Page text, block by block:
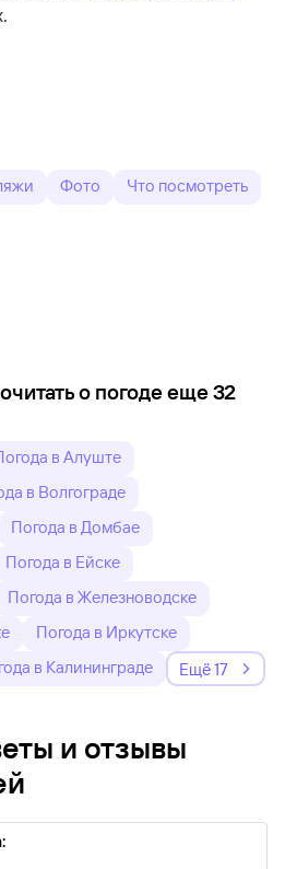
Фото Что посмотреть
о погоде еще 32
в Алуште
в Волгограде
Погода в Домбае
Погода в Ейске
Погода в Железноводске
Погода в Иркутске
в Калининграде Ещё 17
и отзывы